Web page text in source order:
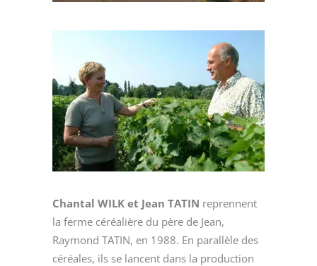
Chantal WILK et Jean TATIN reprennent
la ferme céréalière du père de Jean,
Raymond TATIN, en 1988. En parallèle des
céréales, ils se lancent dans la production